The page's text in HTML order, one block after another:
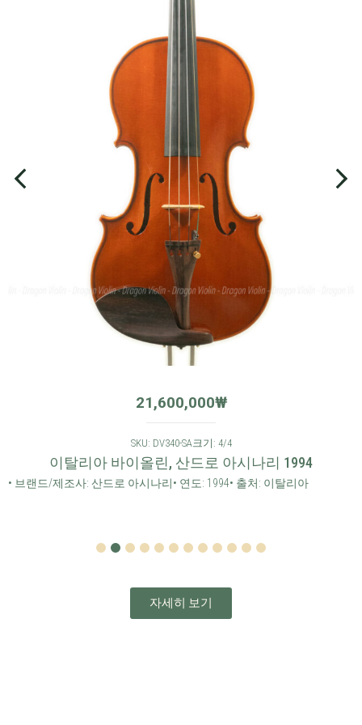
21,600,000₩
SKU: DV340-SA 크기: 4/4
이탈리아 바이올린, 산드로 아시나리 1994
• 브랜드/제조사: 산드로 아시나리• 연도: 1994• 출처: 이탈리아
4 5 6 7 8 9 101112
자세히 보기